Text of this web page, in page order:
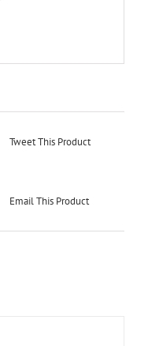
Tweet This Product
Email This Product